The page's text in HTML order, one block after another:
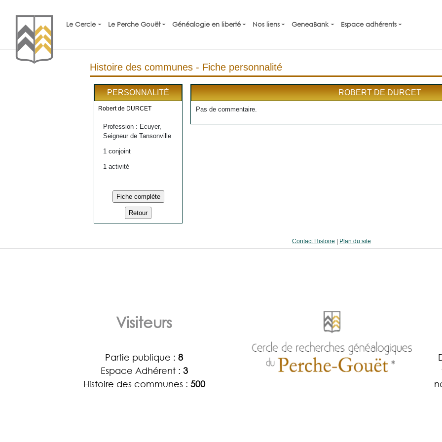
Le Cercle Le Perche Gouët Généalogie en liberté Nos liens GeneaBank Espace adhérents
Histoire des communes - Fiche personnalité
PERSONNALITÉ
Robert de DURCET
Profession : Ecuyer,
Seigneur de Tansonville
1 conjoint
1 activité
ROBERT DE DURCET
Pas de commentaire.
Contact Histoire Plan du site
Visiteurs
Partie publique : 8
Espace Adhérent : 3
Histoire des communes : 500